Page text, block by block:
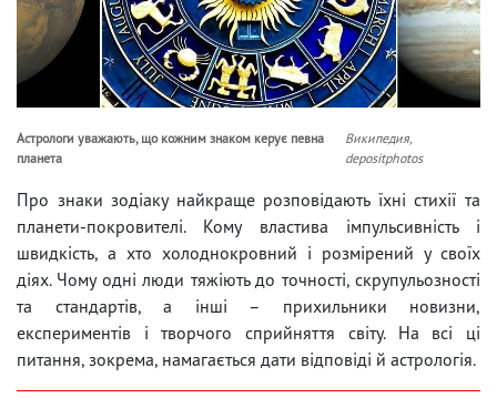
Астрологи уважають, що кожним знаком керує певна
планета
Википедия,
depositphotos
Про знаки зодіаку найкраще розповідають їхні стихії та
планети-покровителі. Кому властива імпульсивність і
швидкість, а хто холоднокровний і розмірений у своїх
діях. Чому одні люди тяжіють до точності, скрупульозності
та стандартів, а інші – прихильники новизни,
експериментів і творчого сприйняття світу. На всі ці
питання, зокрема, намагається дати відповіді й астрологія.